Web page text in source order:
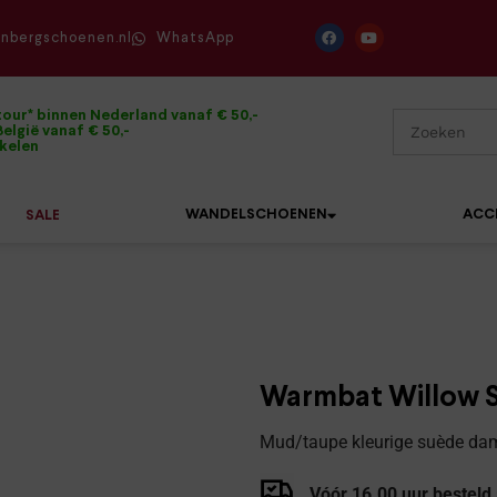
WhatsApp
binnen Nederland vanaf € 50,-
vanaf € 50,-
SALE WANDELSCHOENEN
Warmbat Willow
Mud/taupe kleurige suède